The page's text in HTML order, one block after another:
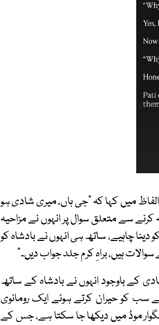
میں کہا کہ ”جی ہاں، میری شادی ہو
سے متعلق سوال پر انہوں نے مزاحیہ
دینا چاہیے، ساتھ ہی انہوں نے بادشاہ کو
ہیں، براہِ کرم جلد جواب دیں۔“
کے باوجود انہوں نے بادشاہ کے ساتھ
سب کو حیران کرتے ہوئے ایک رومانوی
موڈ میں دیکھا جا سکتا ہے، جس کے